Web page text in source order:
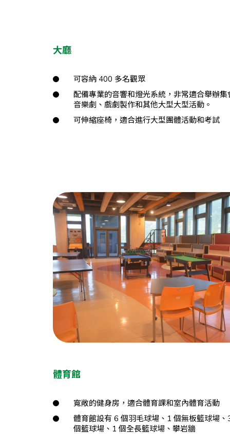
大廳
可容納 400 多名觀眾
配備專業的音響和燈光系統，非常適合舉辦集
音樂劇、戲劇製作和其他大型大型活動。
可伸縮座椅，適合進行大型團體活動和考試
體育館
寬敞的健身房，適合體育課和室內體育活動
體育館設有 6 個羽毛球場、1 個無板籃球場
個籃球場、1 個全長籃球場、攀岩牆